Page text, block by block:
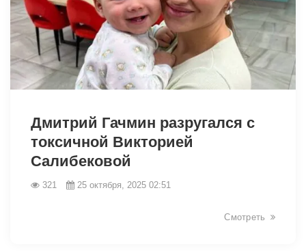
19129
Дмитрий Гачмин разругался с
токсичной Викторией
Салибековой
321 25 октября, 2025 02:51
Смотреть